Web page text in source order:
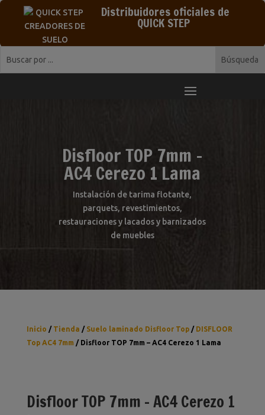
Distribuidores oficiales de
QUICK STEP
Disfloor TOP 7mm –
AC4 Cerezo 1 Lama
Instalación de tarima flotante,
parquets, revestimientos,
restauraciones y lacados y barnizados
de muebles
Inicio / Tienda / Suelo laminado Disfloor Top/ DISFLOOR
Top AC4 7mm / Disfloor TOP 7mm – AC4 Cerezo 1 Lama
Disfloor TOP 7mm – AC4 Cerezo 1